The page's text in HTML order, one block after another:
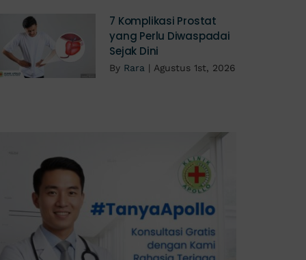
7 Komplikasi Prostat
yang Perlu Diwaspadai
Sejak Dini
By Rara | Agustus 1st, 2026